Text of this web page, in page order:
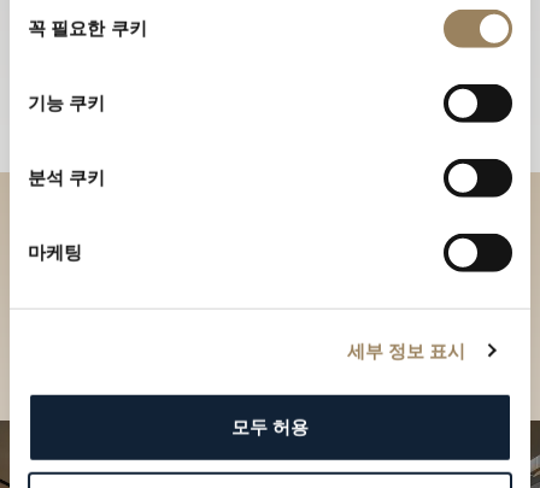
꼭 필요한 쿠키
기능 쿠키
분석 쿠키
마케팅
세부 정보 표시
모두 허용
부티크에서 브레게 컬렉션을 만